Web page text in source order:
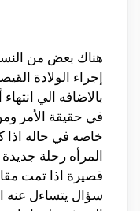
هناك بعض من
إجراء الولادة
بالاضافه الي
في حقيقة الأمر
خاصه في حاله اذا
المرأه رحلة
قصيرة اذا تمت
سؤال يتساءل عنه